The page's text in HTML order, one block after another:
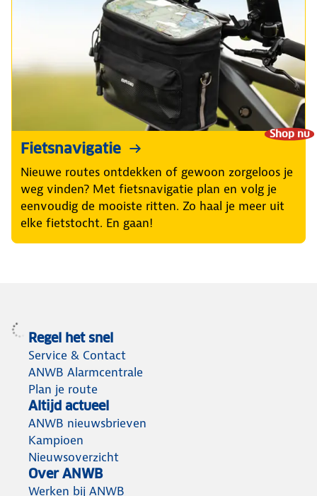
Shop nu
Fietsnavigatie
Nieuwe routes ontdekken of gewoon zorgeloos je
weg vinden? Met fietsnavigatie plan en volg je
eenvoudig de mooiste ritten. Zo haal je meer uit
elke fietstocht. En gaan!
Regel het snel
Service & Contact
ANWB Alarmcentrale
Plan je route
Altijd actueel
ANWB nieuwsbrieven
Kampioen
Nieuwsoverzicht
Over ANWB
Werken bij ANWB